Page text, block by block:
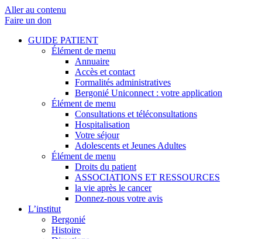
Aller au contenu
Faire un don
GUIDE PATIENT
Élément de menu
Annuaire
Accès et contact
Formalités administratives
Bergonié Uniconnect : votre application
Élément de menu
Consultations et téléconsultations
Hospitalisation
Votre séjour
Adolescents et Jeunes Adultes
Élément de menu
Droits du patient
ASSOCIATIONS ET RESSOURCES
la vie après le cancer
Donnez-nous votre avis
L’institut
Bergonié
Histoire